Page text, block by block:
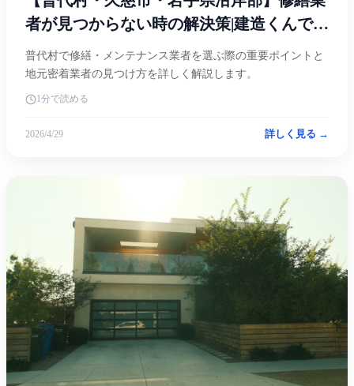
者が見つからない時の解決策|建造くんで県
内全域から職人を探す
普代村で修繕・メンテナンス業者を選ぶ際の重要ポイントと
地元密着業者の見つけ方を詳しく解説します。
1分で読める
2026/4/29 詳しく見る →